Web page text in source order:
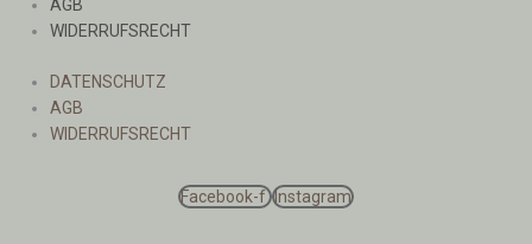
AGB
WIDERRUFSRECHT
DATENSCHUTZ
AGB
WIDERRUFSRECHT
Facebook-f Instagram